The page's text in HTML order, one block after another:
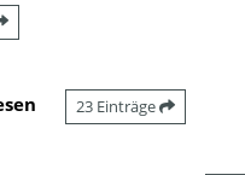
23 Einträge